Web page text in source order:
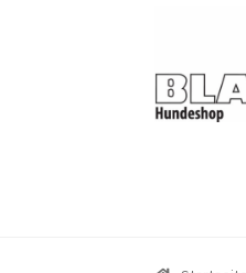
springen
springen